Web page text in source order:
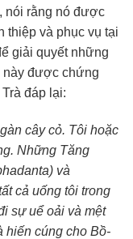
nói rằng nó được
thiệp và phục vụ tại
giải quyếtnhững
này được chứng
đáp lại:
cây cỏ. Tôi hoặc
Những Tăng
và
cả uống tôi trong
sựuể oải và mệt
hiến cúng cho Bồ-